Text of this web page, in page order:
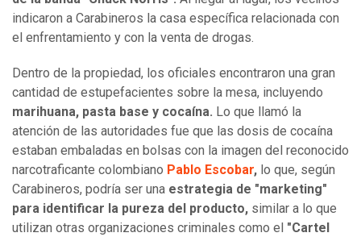
indicaron a Carabineros la casa específica relacionada con
el enfrentamiento y con la venta de drogas.
Dentro de la propiedad, los oficiales encontraron una gran
cantidad de estupefacientes sobre la mesa, incluyendo
marihuana, pasta base y cocaína. Lo que llamó la
atención de las autoridades fue que las dosis de cocaína
estaban embaladas en bolsas con la imagen del reconocido
narcotraficante colombiano Pablo Escobar, lo que, según
Carabineros, podría ser una estrategia de "marketing"
para identificar la pureza del producto, similar a lo que
utilizan otras organizaciones criminales como el "Cartel